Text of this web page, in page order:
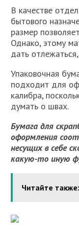
В качестве
бытового
размер
Однако, этому
дать
Упаковочная
подходит для
калибра,
думать о швах.
Бумага для
оформления
несущих в себе
какую-то иную
Читайте также: